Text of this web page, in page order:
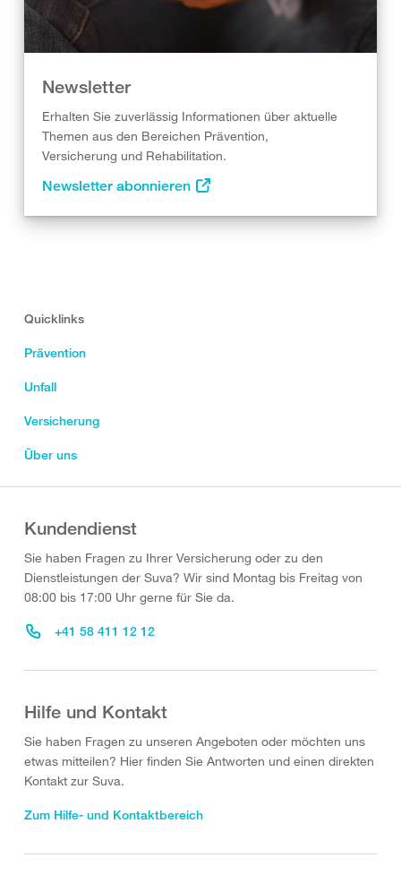
Newsletter
Erhalten Sie zuverlässig Informationen über aktuelle
Themen aus den Bereichen Prävention,
Versicherung und Rehabilitation.
Newsletter abonnieren
Quicklinks
Prävention
Unfall
Versicherung
Über uns
Kundendienst
Sie haben Fragen zu Ihrer Versicherung oder zu den
Dienstleistungen der Suva? Wir sind Montag bis Freitag von
08:00 bis 17:00 Uhr gerne für Sie da.
+41 58 411 12 12
Hilfe und Kontakt
Sie haben Fragen zu unseren Angeboten oder möchten uns
etwas mitteilen? Hier finden Sie Antworten und einen direkten
Kontakt zur Suva.
Zum Hilfe- und Kontaktbereich